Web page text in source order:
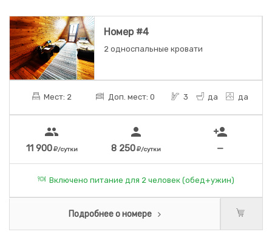
Номер #4
2 односпальные кровати
Мест: 2 Доп. мест: 0 3 да да
people
11 900 /сутки
person
8 250 /сутки
person_add
—
Включено питание для 2 человек (обед+ужин)
Подробнее о номере